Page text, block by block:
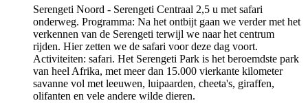
Serengeti Noord - Serengeti Centraal 2,5 u met safari
onderweg. Programma: Na het ontbijt gaan we verder met het
verkennen van de Serengeti terwijl we naar het centrum
rijden. Hier zetten we de safari voor deze dag voort.
Activiteiten: safari. Het Serengeti Park is het beroemdste park
van heel Afrika, met meer dan 15.000 vierkante kilometer
savanne vol met leeuwen, luipaarden, cheeta's, giraffen,
olifanten en vele andere wilde dieren.